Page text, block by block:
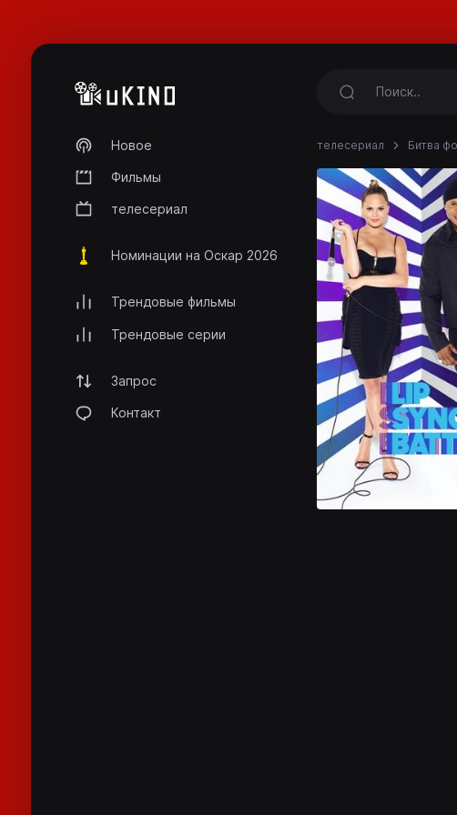
Новое
Фильмы
телесериал
Номинации на Оскар 2026
Трендовые фильмы
Трендовые серии
Запрос
Контакт
телесериал Битва